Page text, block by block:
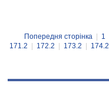
Попередня сторінка 1
171.2
172.2 173.2 174.2